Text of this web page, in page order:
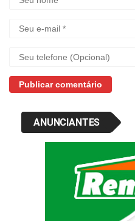
ANUNCIANTES